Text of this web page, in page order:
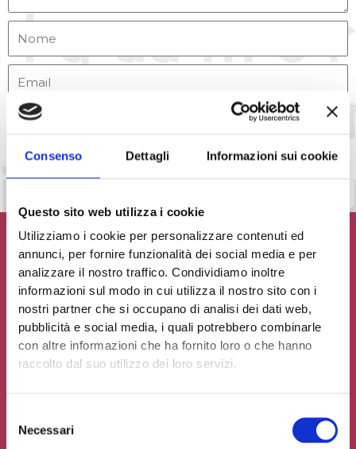
Consenso Dettagli Informazioni sui cookie
Questo sito web utilizza i cookie
Utilizziamo i cookie per personalizzare contenuti ed
annunci, per fornire funzionalità dei social media e per
analizzare il nostro traffico. Condividiamo inoltre
informazioni sul modo in cui utilizza il nostro sito con i
nostri partner che si occupano di analisi dei dati web,
pubblicità e social media, i quali potrebbero combinarle
con altre informazioni che ha fornito loro o che hanno
raccolto dal suo utilizzo dei loro servizi.
delNecessari
Accetto la del sito web
INVIA MESSAGGIO
Contribuisci al glossario
Seleziona un'opzione